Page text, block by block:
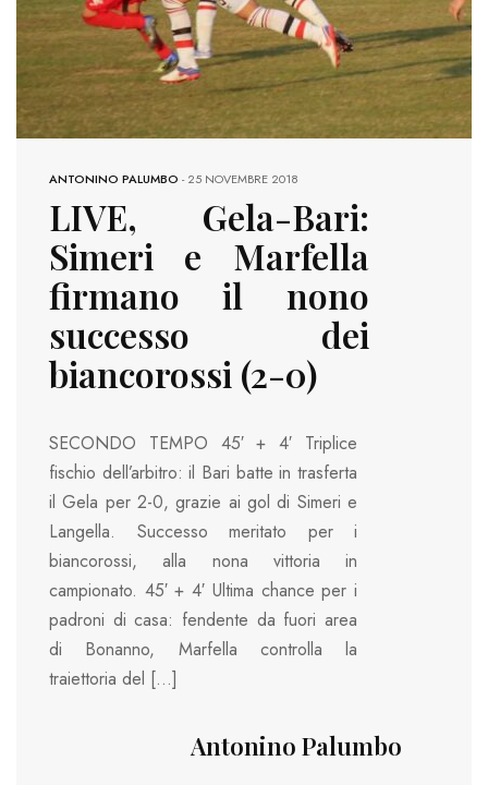
ANTONINO PALUMBO -25 NOVEMBRE 2018
LIVE, Gela-Bari:
Simeri e Marfella
firmano il nono
successo dei
biancorossi (2-0)
SECONDO TEMPO 45′ + 4′ Triplice
fischio dell’arbitro: il Bari batte in trasferta
il Gela per 2-0, grazie ai gol di Simeri e
Langella. Successo meritato per i
biancorossi, alla nona vittoria in
campionato. 45′ + 4′ Ultima chance per i
padroni di casa: fendente da fuori area
di Bonanno, Marfella controlla la
traiettoria del […]
Antonino Palumbo